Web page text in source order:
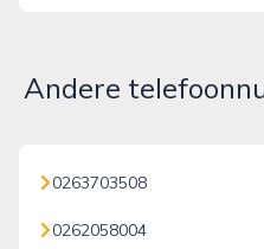
Andere
0263703508
0262058004